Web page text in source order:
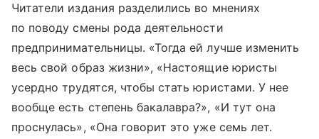
Читатели издания разделились во мнениях
по поводу смены рода деятельности
предпринимательницы. «Тогда ей лучше изменить
весь свой образ жизни», «Настоящие юристы
усердно трудятся, чтобы стать юристами. У нее
вообще есть степень бакалавра?», «И тут она
проснулась», «Она говорит это уже семь лет.